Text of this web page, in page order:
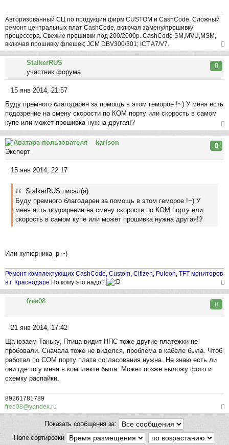
у
щ
е
н
и
е
Авторизованный СЦ по продукции фирм CUSTOM и CashCode. Сложный
ремонт центральных плат CashCode, включая замену/прошивку
процессора. Свежие прошивки под 200/2000р. CashCode SM,MVU,MSM,
включая прошивку флешек; JCM DBV300/301; ICT A7/V7.
ер
ну
ть
ся
у
StalkerRUS
участник форума
о
о
б
щ
е
н
и
е
15 янв 2014, 21:57
Буду премного благодарен за помощь в этом геморое !~) У меня есть
подозрение на смену скорости по КОМ порту или скорость в самом
купе или может прошивка нужна другая!?
ер
ну
ть
ся
karlson
Эксперт
о
щ
15 янв 2014, 22:17
StalkerRUS писал(а):
Буду премного благодарен за помощь в этом геморое !~) У
меня есть подозрение на смену скорости по КОМ порту или
скорость в самом купе или может прошивка нужна другая!?
Или купюрникa_p ~)
Ремонт комплектующих CashCode, Custom, Citizen, Puloon, TFT мониторов
в г. Краснодаре Но кому это надо?
ер
ну
ть
ча
free08
о
о
б
щ
е
и
е
21 янв 2014, 17:42
Ща юзаем Таньку, Птица видит НПС тоже другие платежки не
пробовали. Сначала тоже не виделся, проблема в кабеле была. Чтоб
работал по СОМ порту плата согласования нужна. Не знаю есть ли
они где то у меня в комплекте была. Может позже выложу фото и
схемку распайки.
89261781789
free08@yandex.ru
Показать сообщения за:
Поле сортировки